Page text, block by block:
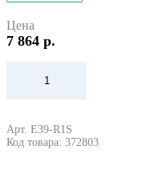
Цена
7 864 р.
Арт. E39-R1S
Код товара: 372803